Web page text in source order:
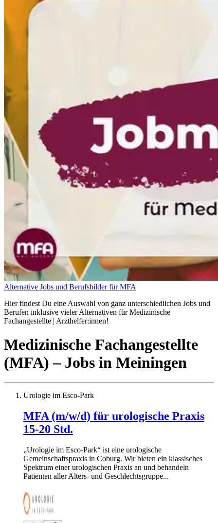
Alternative Jobs und Berufsbilder für MFA
Hier findest Du eine Auswahl von ganz unterschiedlichen Jobs und
Berufen inklusive vieler Alternativen für Medizinische
Fachangestellte | Arzthelfer:innen!
Medizinische Fachangestellte
(MFA) – Jobs in Meiningen
Urologie im Esco-Park
MFA (m/w/d) für urologische Praxis
15-20 Std.
„Urologie im Esco-Park“ ist eine urologische
Gemeinschaftspraxis in Coburg. Wir bieten ein klassisches
Spektrum einer urologischen Praxis an und behandeln
Patienten aller Alters- und Geschlechtsgruppe...